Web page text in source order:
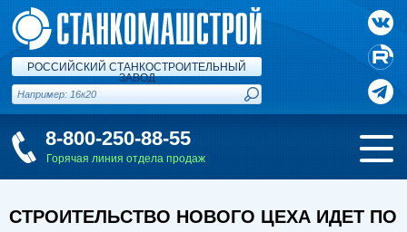
РОССИЙСКИЙ СТАНКОСТРОИТЕЛЬНЫЙ
ЗАВОД
8-800-250-88-55
Горячая линия отдела продаж
СТРОИТЕЛЬСТВО НОВОГО ЦЕХА ИДЕТ ПО